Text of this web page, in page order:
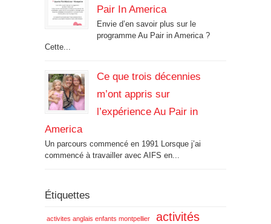
Pair In America
Envie d’en savoir plus sur le
programme Au Pair in America ?
Cette...
Ce que trois décennies
m’ont appris sur
l’expérience Au Pair in
America
Un parcours commencé en 1991 Lorsque j’ai
commencé à travailler avec AIFS en...
Étiquettes
activites anglais enfants montpellier
activités